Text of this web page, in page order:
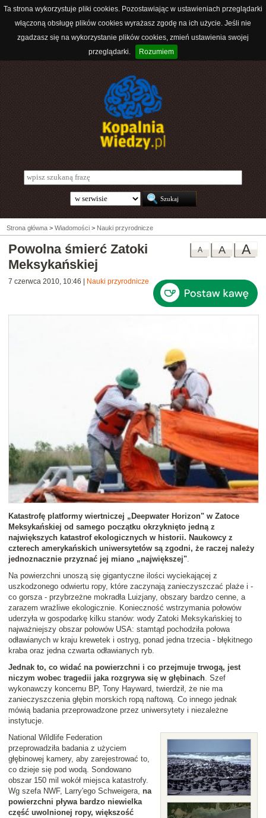
Ta strona wykorzystuje pliki cookies. Pozostawiając w ustawieniach przeglądarki
włączoną obsługę plików cookies wyrażasz zgodę na ich użycie. Jeśli nie
zgadzasz się na wykorzystanie plików cookies, zmień ustawienia swojej
przeglądarki.
Rozumiem
Strona główna > Wiadomości > Nauki przyrodnicze
A
A
A
Powolna śmierć Zatoki
Meksykańskiej
7 czerwca 2010, 10:46 Nauki przyrodnicze
Katastrofę platformy wiertniczej „Deepwater Horizon" w Zatoce
Meksykańskiej od samego początku okrzyknięto jedną z
największych katastrof ekologicznych w historii. Naukowcy z
czterech amerykańskich uniwersytetów są zgodni, że raczej należy
jednoznacznie przyznać jej miano „największej".
Na powierzchni unoszą się gigantyczne ilości wyciekającej z
uszkodzonego odwiertu ropy, które zaczynają zanieczyszczać plaże i -
co gorsza - przybrzeżne mokradła Luizjany, obszary bardzo cenne, a
zarazem wrażliwe ekologicznie. Konieczność wstrzymania połowów
uderzyła w gospodarkę kilku stanów: wody Zatoki Meksykańskiej to
najważniejszy obszar połowów USA: stamtąd pochodziła połowa
odławianych w kraju krewetek i ostryg, ponad jedna trzecia - błękitnego
kraba oraz jedna czwarta odławianych ryb.
Jednak to, co widać na powierzchni i co przejmuje trwogą, jest
niczym wobec tragedii jaka rozgrywa się w głębinach. Szef
wykonawczy koncernu BP, Tony Hayward, twierdził, że nie ma
zanieczyszczenia głębin morskich ropą naftową. Co innego jednak
mówią badania przeprowadzone przez uniwersytety i niezależne
instytucje.
National Wildlife Federation
przeprowadziła badania z użyciem
głębinowej kamery, aby zarejestrować to,
co dzieje się pod wodą. Sondowano
obszar 150 mil wokół miejsca katastrofy.
Wg szefa NWF, Larry'ego Schweigera, na
powierzchni pływa bardzo niewielka
część uwolnionej ropy, większość